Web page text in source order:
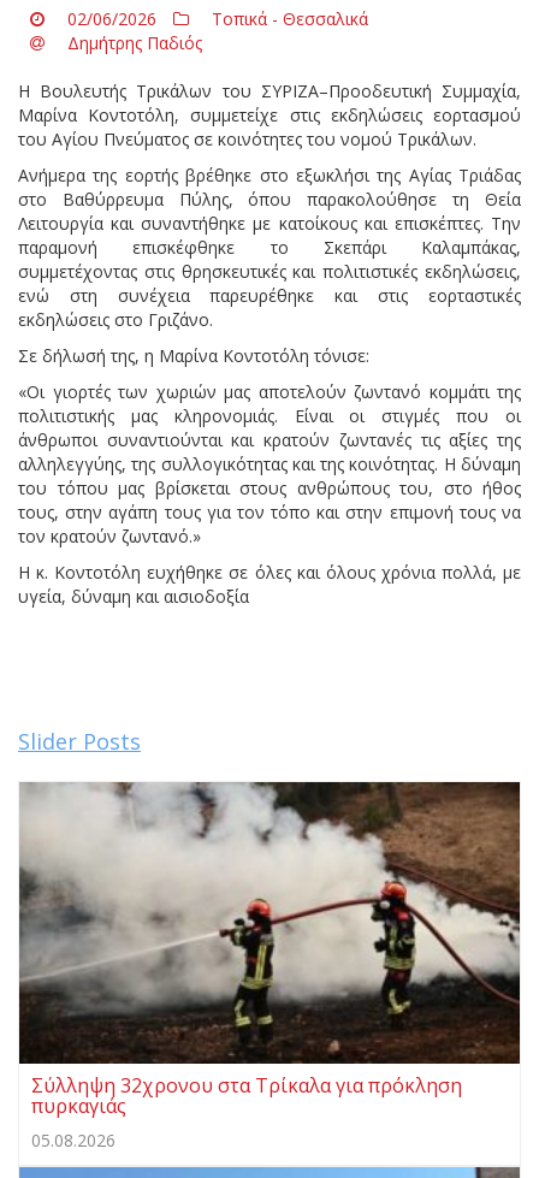
02/06/2026
Τοπικά - Θεσσαλικά
Δημήτρης Παδιός
Η Βουλευτής Τρικάλων του ΣΥΡΙΖΑ–Προοδευτική Συμμαχία,
Μαρίνα Κοντοτόλη, συμμετείχε στις εκδηλώσεις εορτασμού
του Αγίου Πνεύματος σε κοινότητες του νομού Τρικάλων.
Ανήμερα της εορτής βρέθηκε στο εξωκλήσι της Αγίας Τριάδας
στο Βαθύρρευμα Πύλης, όπου παρακολούθησε τη Θεία
Λειτουργία και συναντήθηκε με κατοίκους και επισκέπτες. Την
παραμονή επισκέφθηκε το Σκεπάρι Καλαμπάκας,
συμμετέχοντας στις θρησκευτικές και πολιτιστικές εκδηλώσεις,
ενώ στη συνέχεια παρευρέθηκε και στις εορταστικές
εκδηλώσεις στο Γριζάνο.
Σε δήλωσή της, η Μαρίνα Κοντοτόλη τόνισε:
«Οι γιορτές των χωριών μας αποτελούν ζωντανό κομμάτι της
πολιτιστικής μας κληρονομιάς. Είναι οι στιγμές που οι
άνθρωποι συναντιούνται και κρατούν ζωντανές τις αξίες της
αλληλεγγύης, της συλλογικότητας και της κοινότητας. Η δύναμη
του τόπου μας βρίσκεται στους ανθρώπους του, στο ήθος
τους, στην αγάπη τους για τον τόπο και στην επιμονή τους να
τον κρατούν ζωντανό.»
Η κ. Κοντοτόλη ευχήθηκε σε όλες και όλους χρόνια πολλά, με
υγεία, δύναμη και αισιοδοξία
Slider Posts
Σύλληψη 32χρονου στα Τρίκαλα για πρόκληση
πυρκαγιάς
05.08.2026